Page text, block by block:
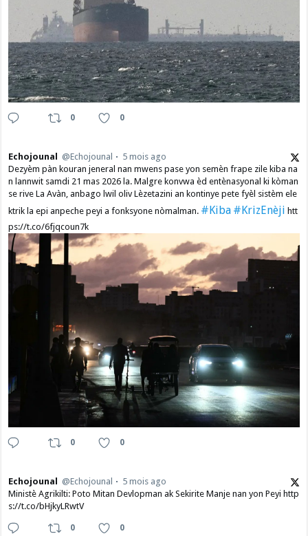
0 0
Echojounal @Echojounal
5 mois ago
Dezyèm pàn kouran jeneral nan mwens pase yon semèn frape zile kiba na
n lannwit samdi 21 mas 2026 la. Malgre konvwa èd entènasyonal ki kòman
se rive La Avàn, anbago lwil oliv Lèzetazini an kontinye pete fyèl sistèm ele
ktrik la epi anpeche peyi a fonksyone nòmalman. #Kiba #KrizEnèji htt
ps://t.co/6fjqcoun7k
0 0
Echojounal @Echojounal
5 mois ago
Ministè Agrikilti: Poto Mitan Devlopman ak Sekirite Manje nan yon Peyi http
s://t.co/bHjkyLRwtV
0 0